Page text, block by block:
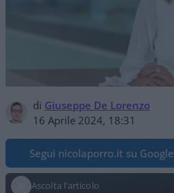
di Giuseppe De Lorenzo
16 Aprile 2024, 18:31
Segui nicolaporro.it su Google
Ascolta l'articolo